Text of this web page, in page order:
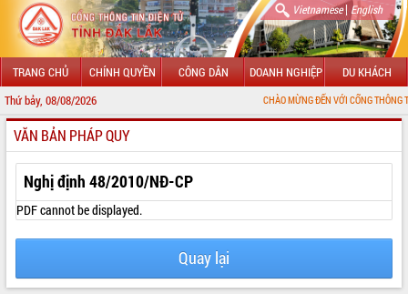
Vietnamese| English
TRANG CHỦ CHÍNH QUYỀN CÔNG DÂN DOANH NGHIỆP DU KHÁCH
Thứ bảy, 08/08/2026 CHÀO MỪNG ĐẾN VỚI CỔNG THÔNG TIN ĐIỆN TỬ
GIỚI THIỆU
LÃNH ĐẠO UBND TỈNH
TIN TỨC SỰ KIỆN
UBND CÁC XÃ, PHƯỜNG
VĂN BẢN PHÁP QUY
Nghị định 48/2010/NĐ-CP
PDF cannot be displayed.
Quay lại